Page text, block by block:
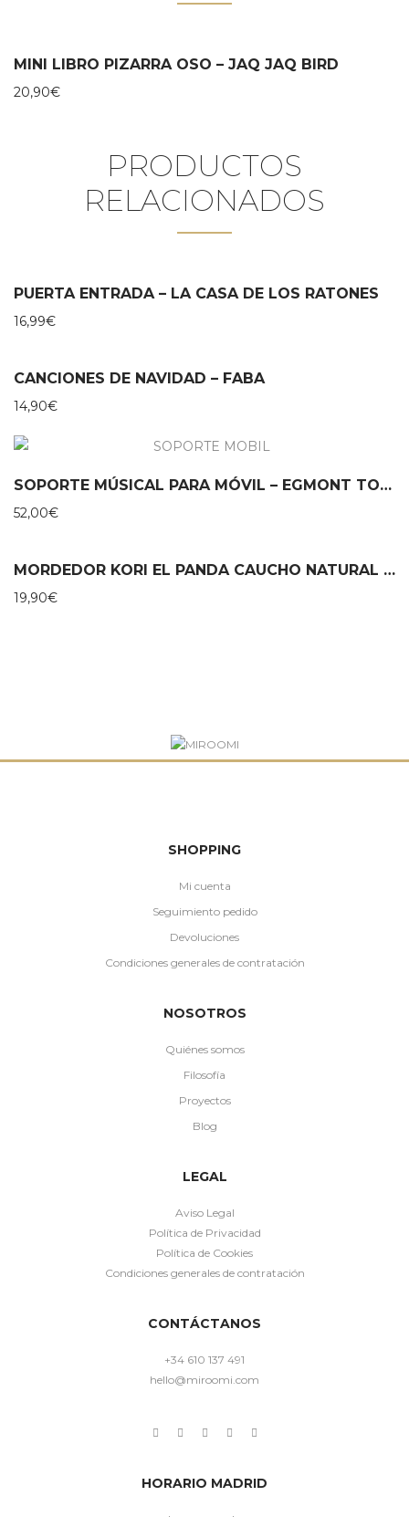
MINI LIBRO PIZARRA OSO – JAQ JAQ BIRD
20,90€
PRODUCTOS
RELACIONADOS
PUERTA ENTRADA – LA CASA DE LOS RATONES
16,99€
CANCIONES DE NAVIDAD – FABA
14,90€
SOPORTE MÚSICAL PARA MÓVIL – EGMONT TOYS
52,00€
MORDEDOR KORI EL PANDA CAUCHO NATURAL – LANCO
19,90€
SHOPPING
Mi cuenta
Seguimiento pedido
Devoluciones
Condiciones generales de contratación
NOSOTROS
Quiénes somos
Filosofía
Proyectos
Blog
LEGAL
Aviso Legal
Política de Privacidad
Política de Cookies
Condiciones generales de contratación
CONTÁCTANOS
+34 610 137 491
hello@miroomi.com
HORARIO MADRID